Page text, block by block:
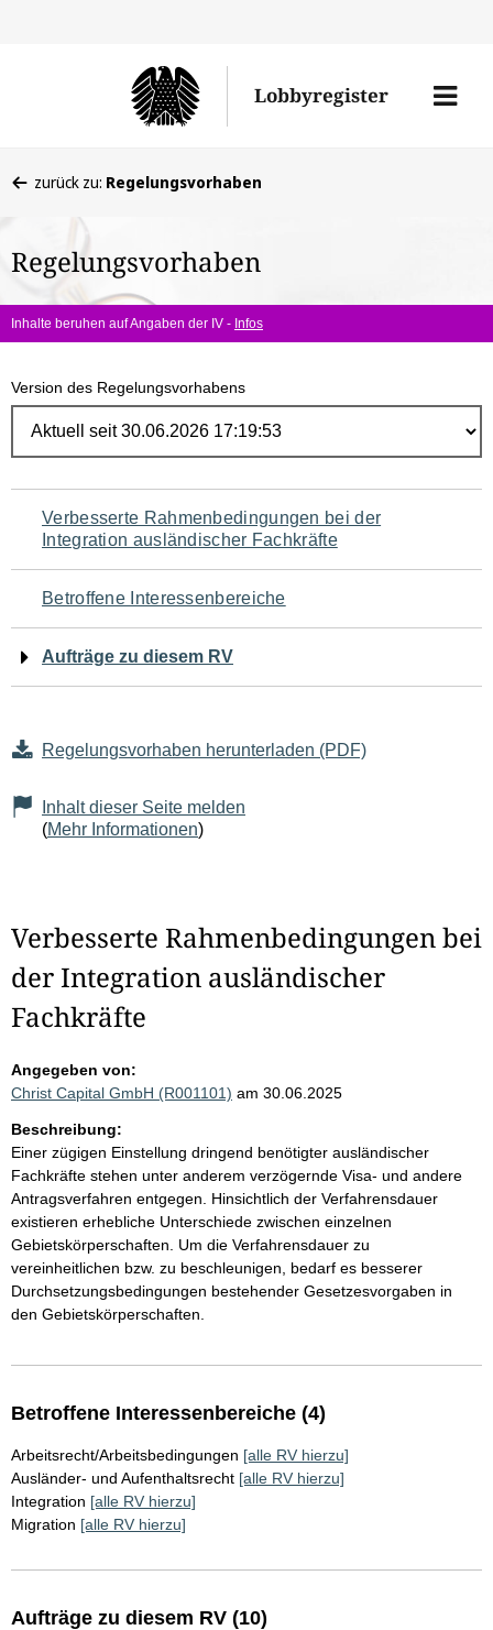
Lobbyregister
Menü
befinden
hier:
zurück zu: Regelungsvorhaben
Regelungsvorhaben
Inhalte beruhen auf Angaben der IV - Infos
Version des Regelungsvorhabens
Navigation
für
den
Seiteninhalt
Verbesserte Rahmenbedingungen bei der
Integration ausländischer Fachkräfte
Betroffene Interessenbereiche
Aufträge zu diesem RV
Regelungsvorhaben herunterladen (PDF)
Inhalt dieser Seite melden
(Mehr Informationen)
Verbesserte Rahmenbedingungen bei
der Integration ausländischer
Fachkräfte
Angegeben von:
Christ Capital GmbH (R001101) am 30.06.2025
Beschreibung:
Einer zügigen Einstellung dringend benötigter ausländischer
Fachkräfte stehen unter anderem verzögernde Visa- und andere
Antragsverfahren entgegen. Hinsichtlich der Verfahrensdauer
existieren erhebliche Unterschiede zwischen einzelnen
Gebietskörperschaften. Um die Verfahrensdauer zu
vereinheitlichen bzw. zu beschleunigen, bedarf es besserer
Durchsetzungsbedingungen bestehender Gesetzesvorgaben in
den Gebietskörperschaften.
Betroffene Interessenbereiche (4)
Arbeitsrecht/Arbeitsbedingungen [alle RV hierzu]
Ausländer- und Aufenthaltsrecht [alle RV hierzu]
Integration [alle RV hierzu]
Migration [alle RV hierzu]
Aufträge zu diesem RV (10)